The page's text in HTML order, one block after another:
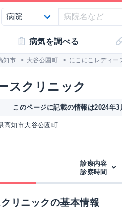
病気を調べる
知市 > 大谷公園町 > にこにこレディー
スクリニック
このページに記載の情報は2024年3
高知市大谷公園町
診療内容
診察時間
リニックの基本情報